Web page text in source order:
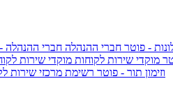
- פוטר חברי ההנהלה חברי ההנהלה
מוקדי שירות לקוחות מוקדי שירות
וזימון תור - פוטר רשימת מרכזי שירות